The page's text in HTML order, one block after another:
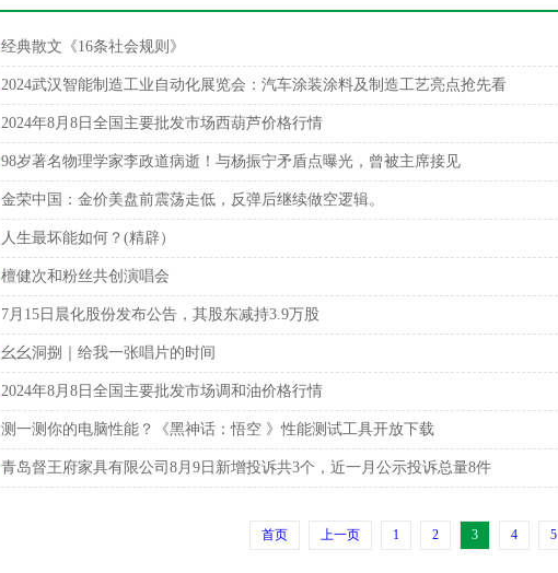
经典散文《16条社会规则》
2024武汉智能制造工业自动化展览会：汽车涂装涂料及制造工艺亮点抢先看
2024年8月8日全国主要批发市场西葫芦价格行情
98岁著名物理学家李政道病逝！与杨振宁矛盾点曝光，曾被主席接见
金荣中国：金价美盘前震荡走低，反弹后继续做空逻辑。
​人生最坏能如何？(精辟）
檀健次和粉丝共创演唱会
7月15日晨化股份发布公告，其股东减持3.9万股
幺幺洞捌｜给我一张唱片的时间
2024年8月8日全国主要批发市场调和油价格行情
测一测你的电脑性能？《黑神话：悟空 》性能测试工具开放下载
青岛督王府家具有限公司8月9日新增投诉共3个，近一月公示投诉总量8件
首页 上一页 1 2 3 4 5